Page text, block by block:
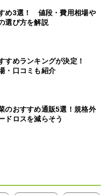
め3選！ 値段・費用相場や
選び方を解説
すめランキングが決定！
・口コミも紹介
のおすすめ通販5選！規格外
ドロスを減らそう